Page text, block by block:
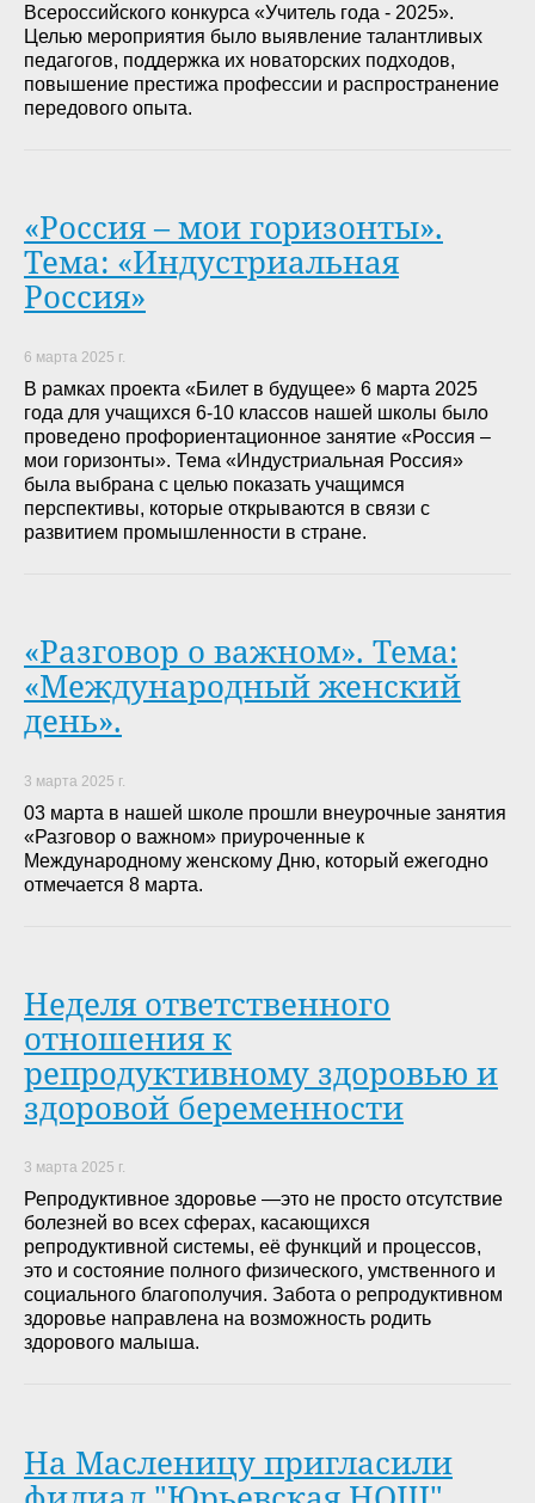
Всероссийского конкурса «Учитель года - 2025».
Целью мероприятия было выявление талантливых
педагогов, поддержка их новаторских подходов,
повышение престижа профессии и распространение
передового опыта.
«Россия – мои горизонты».
Тема: «Индустриальная
Россия»
6 марта 2025 г.
В рамках проекта «Билет в будущее» 6 марта 2025
года для учащихся 6-10 классов нашей школы было
проведено профориентационное занятие «Россия –
мои горизонты». Тема «Индустриальная Россия»
была выбрана с целью показать учащимся
перспективы, которые открываются в связи с
развитием промышленности в стране.
«Разговор о важном». Тема:
«Международный женский
день».
3 марта 2025 г.
03 марта в нашей школе прошли внеурочные занятия
«Разговор о важном» приуроченные к
Международному женскому Дню, который ежегодно
отмечается 8 марта.
Неделя ответственного
отношения к
репродуктивному здоровью и
здоровой беременности
3 марта 2025 г.
Репродуктивное здоровье —это не просто отсутствие
болезней во всех сферах, касающихся
репродуктивной системы, её функций и процессов,
это и состояние полного физического, умственного и
социального благополучия. Забота о репродуктивном
здоровье направлена на возможность родить
здорового малыша.
На Масленицу пригласили